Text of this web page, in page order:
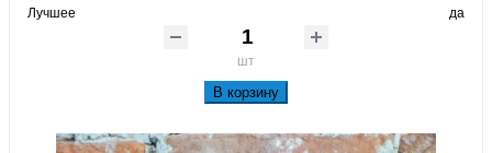
Лучшее
да
шт
В корзину